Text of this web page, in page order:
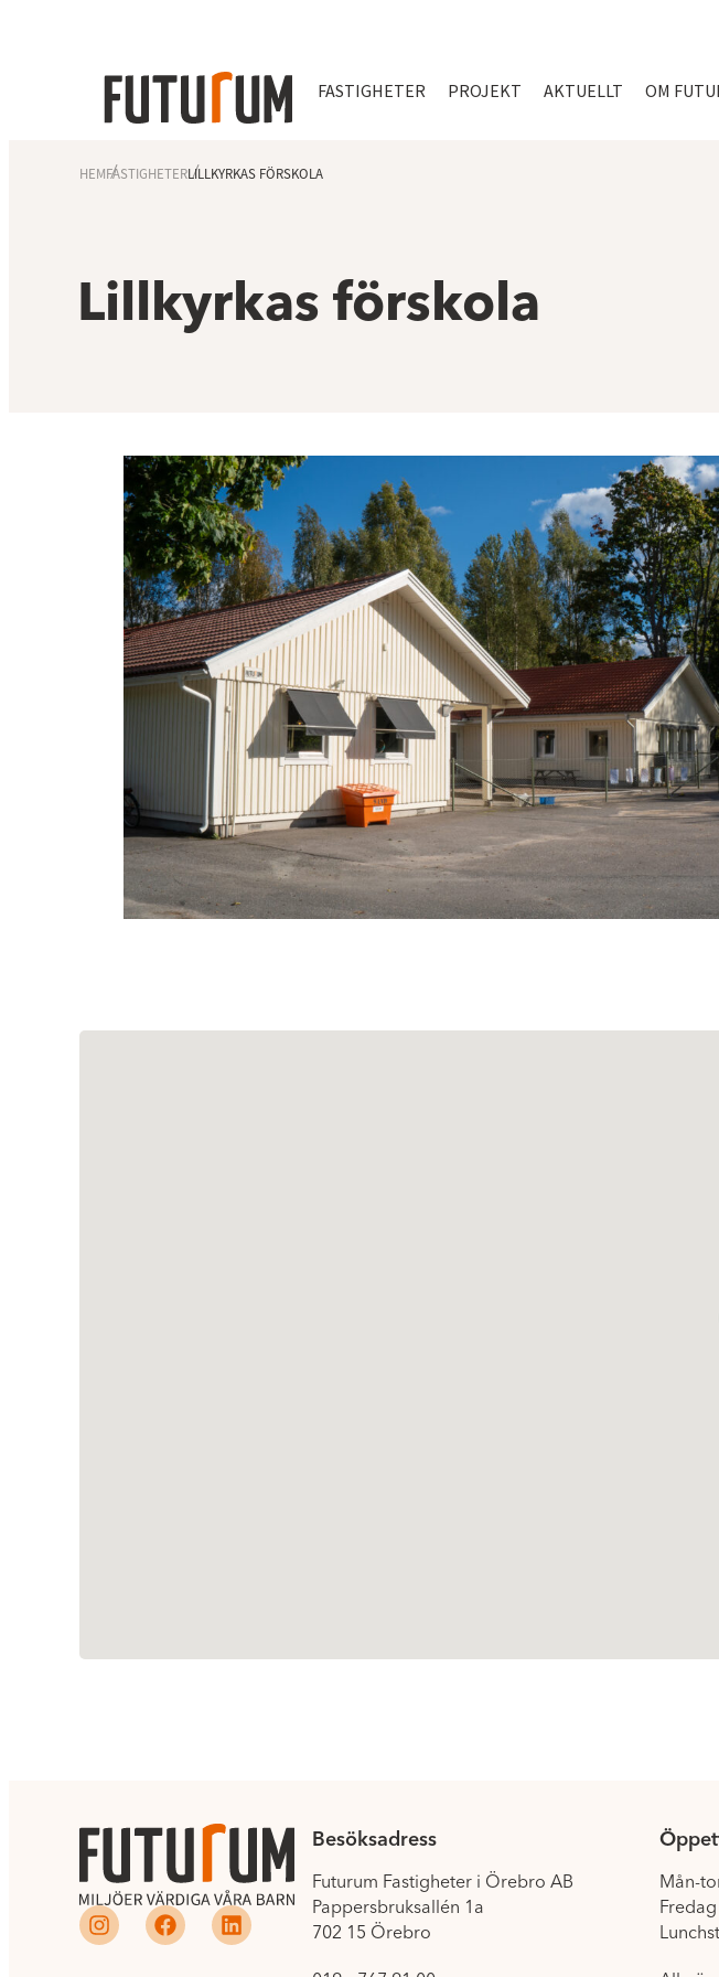
FASTIGHETER PROJEKT AKTUELLT OM
HEMFASTIGHETERLILLKYRKAS FÖRSKOLA
Lillkyrkas förskola
Besöksadress
Futurum Fastigheter i Örebro AB
Pappersbruksallén 1a
702 15 Örebro
Mån-